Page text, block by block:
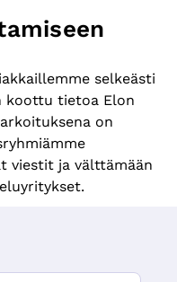
selkeästi
koottu tietoa Elon
on
viestit ja välttämään